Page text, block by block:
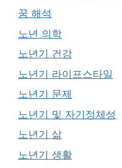
꿈 해석
노년 의학
노년기 건강
노년기 라이프스타일
노년기 문제
노년기 및 자기정체성
노년기 삶
노년기 생활